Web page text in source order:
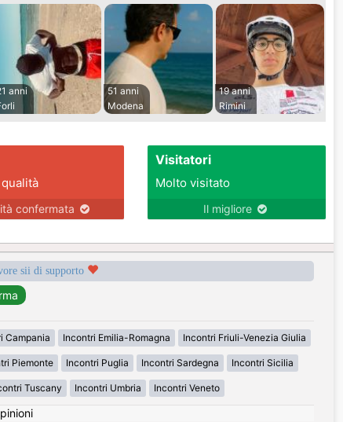
anni
51 anni
Modena
19 anni
Rimini
confermata
Visitatori
Molto visitato
Il migliore
sii di supporto
Campania Incontri Emilia-Romagna Incontri Friuli-Venezia Giulia
Piemonte Incontri Puglia Incontri Sardegna Incontri Sicilia
Tuscany Incontri Umbria Incontri Veneto